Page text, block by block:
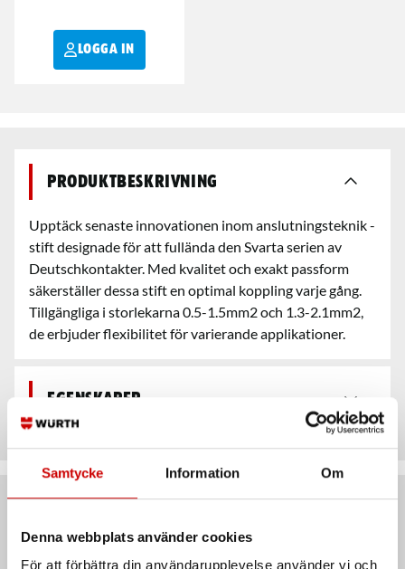
Samtycke Information Om
Denna webbplats använder cookies
För att förbättra din användarupplevelse använder vi och
LOGGA IN
Produktbeskrivning
Upptäck senaste innovationen inom anslutningsteknik -
stift designade för att fullända den Svarta serien av
Deutschkontakter. Med kvalitet och exakt passform
säkerställer dessa stift en optimal koppling varje gång.
Tillgängliga i storlekarna 0.5-1.5mm2 och 1.3-2.1mm2,
de erbjuder flexibilitet för varierande applikationer.
Egenskaper
Artiklar